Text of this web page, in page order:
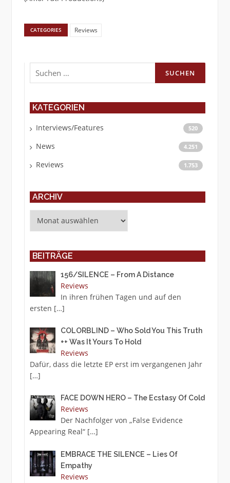
CATEGORIES Reviews
Suchen
nach:
KATEGORIEN
Interviews/Features 520
News 4.251
Reviews 1.753
ARCHIV
BEITRÄGE
156/SILENCE – From A Distance
Reviews
In ihren frühen Tagen und auf den
ersten […]
COLORBLIND – Who Sold You This Truth
++ Was It Yours To Hold
Reviews
Dafür, dass die letzte EP erst im vergangenen Jahr
[…]
FACE DOWN HERO – The Ecstasy Of Cold
Reviews
Der Nachfolger von „False Evidence
Appearing Real“ […]
EMBRACE THE SILENCE – Lies Of
Empathy
Reviews